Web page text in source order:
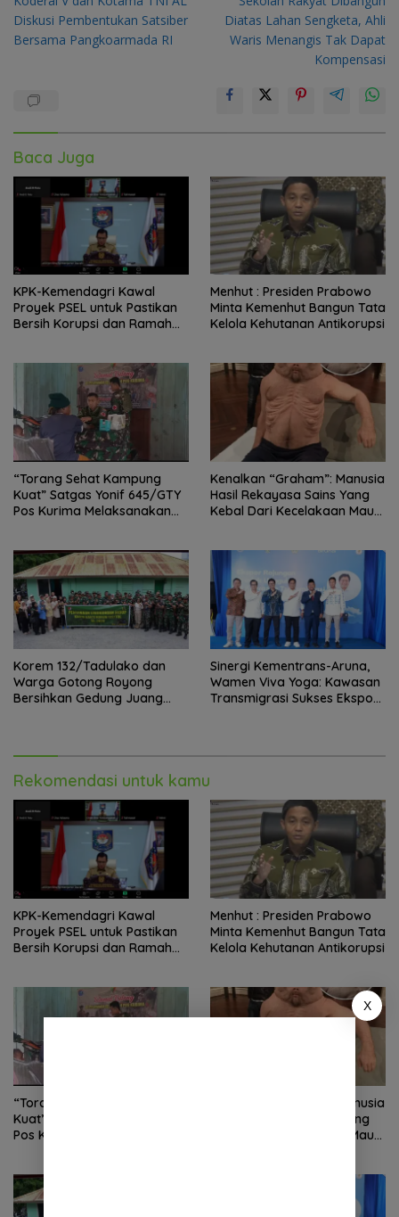
pos
Diskusi Pembentukan Satsiber
Bersama Pangkoarmada RI
Diatas Lahan Sengketa, Ahli
Waris Menangis Tak Dapat
Kompensasi
Baca Juga
KPK-Kemendagri Kawal
Proyek PSEL untuk Pastikan
Bersih Korupsi dan Ramah
Menhut : Presiden Prabowo
Minta Kemenhut Bangun Tata
Kelola Kehutanan Antikorupsi
“Torang Sehat Kampung
Kuat” Satgas Yonif 645/GTY
Pos Kurima Melaksanakan
Kenalkan “Graham”: Manusia
Hasil Rekayasa Sains Yang
Kebal Dari Kecelakaan Maut
Korem 132/Tadulako dan
Warga Gotong Royong
Bersihkan Gedung Juang
Sinergi Kementrans-Aruna,
Wamen Viva Yoga: Kawasan
Transmigrasi Sukses Ekspor
Rekomendasi untuk kamu
KPK-Kemendagri Kawal
Proyek PSEL untuk Pastikan
Bersih Korupsi dan Ramah
Menhut : Presiden Prabowo
Minta Kemenhut Bangun Tata
Kelola Kehutanan Antikorupsi
“Torang Sehat Kampung
Kuat” Satgas Yonif 645/GTY
Pos Kurima Melaksanakan
Kenalkan “Graham”: Manusia
Hasil Rekayasa Sains Yang
Kebal Dari Kecelakaan Maut
X